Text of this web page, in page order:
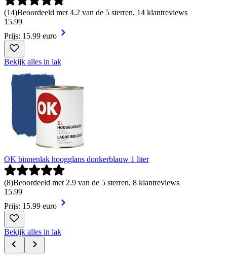
(14)Beoordeeld met 4.2 van de 5 sterren, 14 klantreviews
15.99
Prijs: 15.99 euro
Bekijk alles in lak
OK binnenlak hoogglans donkerblauw 1 liter
(8)Beoordeeld met 2.9 van de 5 sterren, 8 klantreviews
15.99
Prijs: 15.99 euro
Bekijk alles in lak